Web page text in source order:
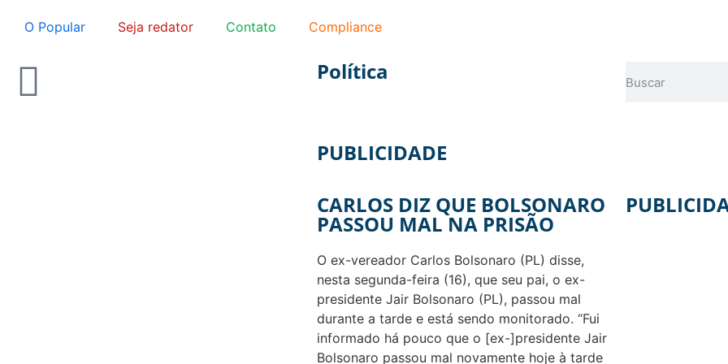
O Popular Seja redator Contato Compliance
Política
PUBLICIDADE
CARLOS DIZ QUE BOLSONARO
PASSOU MAL NA PRISÃO
O ex-vereador Carlos Bolsonaro (PL) disse,
nesta segunda-feira (16), que seu pai, o ex-
presidente Jair Bolsonaro (PL), passou mal
durante a tarde e está sendo monitorado. “Fui
informado há pouco que o [ex-]presidente Jair
Bolsonaro passou mal novamente hoje à tarde